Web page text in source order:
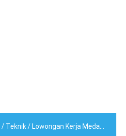
/ Teknik/ Lowongan Kerja Medan Terbaru Rekrutmen Telkomsel Tahun 2014 Seluruh Indonesia